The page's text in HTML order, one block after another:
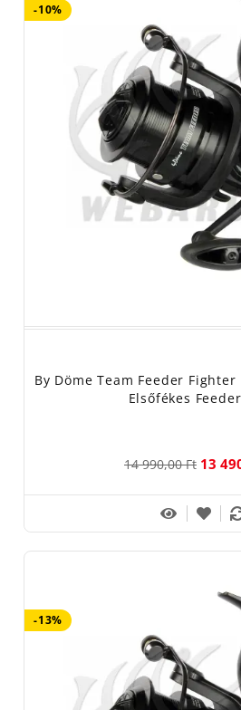
-10%
By Döme Team Feeder
Elsőfékes
14 990,00 Ft 13
-13%